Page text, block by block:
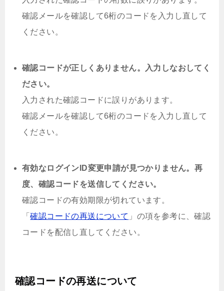
確認メールを確認して6桁のコードを入力し直して
ください。
確認コードが正しくありません。入力しなおしてく
ださい。
入力された確認コードに誤りがあります。
確認メールを確認して6桁のコードを入力し直して
ください。
有効なログインID変更申請が見つかりません。再
度、確認コードを送信してください。
確認コードの有効期限が切れています。
「確認コードの再送について 」の項を参考に、確認
コードを配信し直してください。
確認コードの再送について